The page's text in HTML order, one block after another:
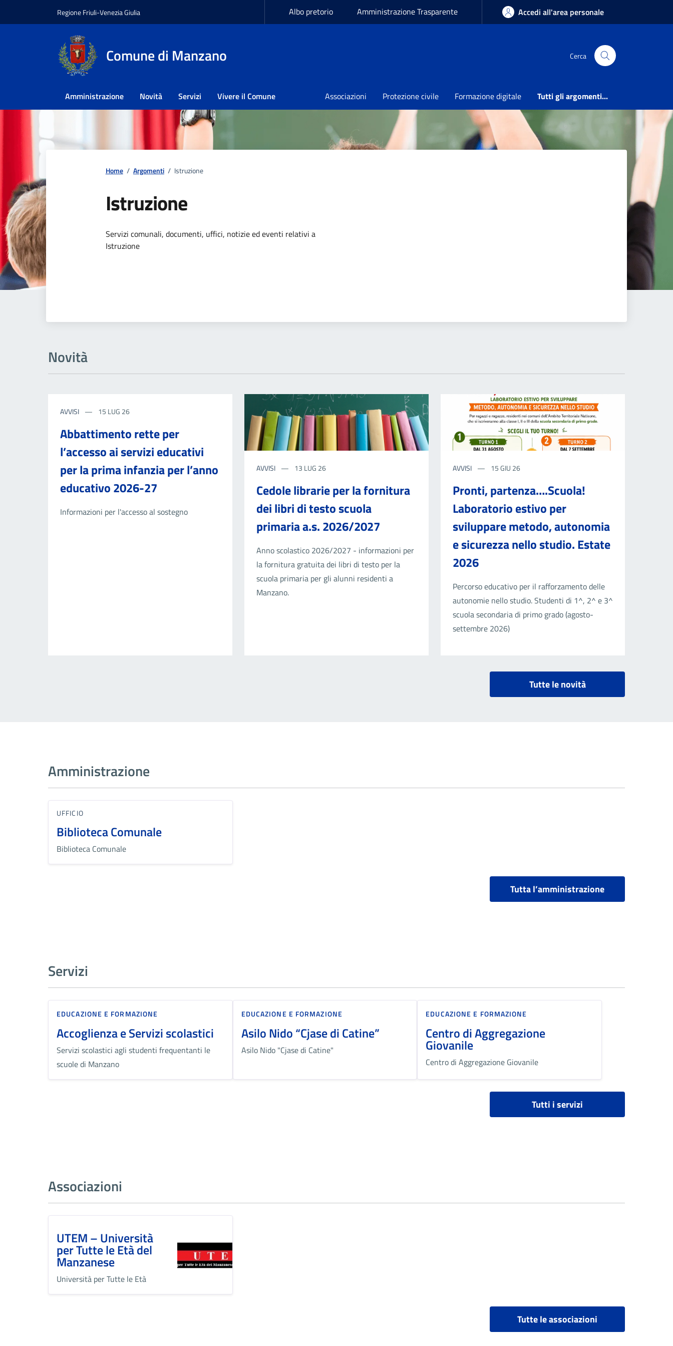
Regione Friuli-Venezia Giulia Albo pretorio Amministrazione Trasparente Accedi all'area personale
Comune di Manzano Cerca
Amministrazione Novità Servizi Vivere il Comune Associazioni Protezione civile Formazione digitale Tutti gli argomenti...
Home / Argomenti / Istruzione
Istruzione
Dettagli dell'argomento
Servizi comunali, documenti, uffici, notizie ed eventi relativi a
Istruzione
Novità
AVVISI 15 LUG 26
Abbattimento rette per
l’accesso ai servizi educativi
per la prima infanzia per l’anno
educativo 2026-27
Informazioni per l'accesso al sostegno
AVVISI 13 LUG 26
Cedole librarie per la fornitura
dei libri di testo scuola
primaria a.s. 2026/2027
Anno scolastico 2026/2027 - informazioni per
la fornitura gratuita dei libri di testo per la
scuola primaria per gli alunni residenti a
Manzano.
AVVISI 15 GIU 26
Pronti, partenza….Scuola!
Laboratorio estivo per
sviluppare metodo, autonomia
e sicurezza nello studio. Estate
2026
Percorso educativo per il rafforzamento delle
autonomie nello studio. Studenti di 1^, 2^ e 3^
scuola secondaria di primo grado (agosto-
settembre 2026)
Tutte le novità
Amministrazione
UFFICIO
Biblioteca Comunale
Biblioteca Comunale
Tutta l’amministrazione
Servizi
EDUCAZIONE E FORMAZIONE
Accoglienza e Servizi scolastici
Servizi scolastici agli studenti frequentanti le
scuole di Manzano
EDUCAZIONE E FORMAZIONE
Asilo Nido “Cjase di Catine”
Asilo Nido "Cjase di Catine"
EDUCAZIONE E FORMAZIONE
Centro di Aggregazione
Giovanile
Centro di Aggregazione Giovanile
Tutti i servizi
Associazioni
UTEM – Università
per Tutte le Età del
Manzanese
Università per Tutte le Età
Tutte le associazioni